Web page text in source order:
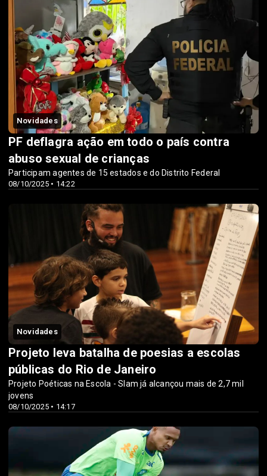
Novidades
08/10/2025 • 14:22
PF deflagra ação em todo o país contra
abuso sexual de crianças
Participam agentes de 15 estados e do Distrito Federal
Novidades
08/10/2025 • 14:17
Projeto leva batalha de poesias a escolas
públicas do Rio de Janeiro
Projeto Poéticas na Escola - Slam já alcançou mais de 2,7 mil
jovens